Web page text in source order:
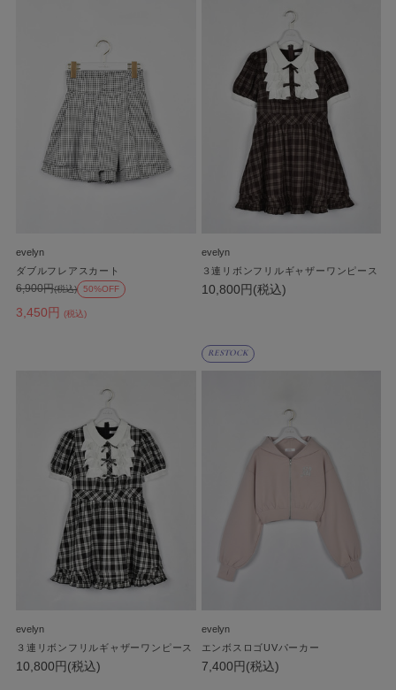
evelyn
ダブルフレアスカート
3,450円 (税込)
6,900円(税込) 50%OFF
evelyn
３連リボンフリルギャザーワンピース
10,800円(税込)
evelyn
３連リボンフリルギャザーワンピース
10,800円(税込)
RESTOCK
evelyn
エンボスロゴUVパーカー
7,400円(税込)